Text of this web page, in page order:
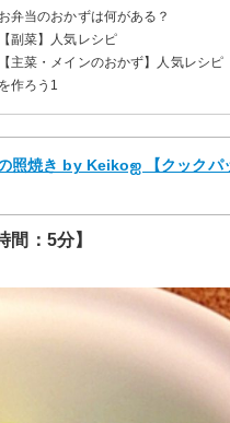
弁当のおかずは何がある？
副菜】人気レシピ
5分】
間：10分】
分】
け【所用時間：10分】
所用時間：15分】
間：10分】
10分】
：5分】
】
分】
主菜・メインのおかず】人気レシピ
10分】
用時間：15分】
分】
10分】
分】
分】
分】
時間：15分】
作ろう1
照焼き by Keikoஐ 【クックパ
：5分】